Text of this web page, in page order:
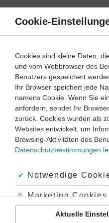
Direkt
Inhalt
Französisch 1. Lernjahr ‐
l'argumentation /
Allgemein
Eine Argumentation muss
überzeugend sein. Zuerst
zweiten Schritt geordnet
Argumentationsablauf in
der Ausformulierung
Es gibt bestimmte
Cookie-
Cookies sind kleine Daten,
und vom Webbrowser des
Benutzers gespeichert
Ihr Browser speichert jede
namens Cookie. Wenn Sie
anfordern, sendet Ihr
zurück. Cookies wurden als
Websites entwickelt, um
Browsing-Aktivitäten des
Datenschutzbestimmungen
Akzeptiert:
Notwendige
Abgelehnt:
Marketing Cookies
Abgelehnt:
Aktuelle